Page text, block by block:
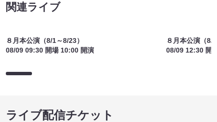
関連ライブ
８月本公演（8/1～8/23）
08/09 09:30 開場 10:00 開演
８月本公演（8/
08/09 12:30 開
ライブ配信チケット